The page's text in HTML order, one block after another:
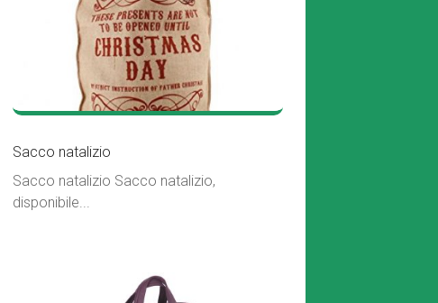
Sacco natalizio
Sacco natalizio Sacco natalizio,
disponibile...